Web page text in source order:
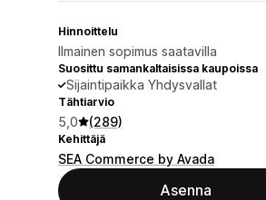
Hinnoittelu
Ilmainen sopimus saatavilla
Suosittu samankaltaisissa kaupoissa
Sijaintipaikka Yhdysvallat
Tähtiarvio
5,0 (289)
Kehittäjä
SEA Commerce by Avada
Asenna